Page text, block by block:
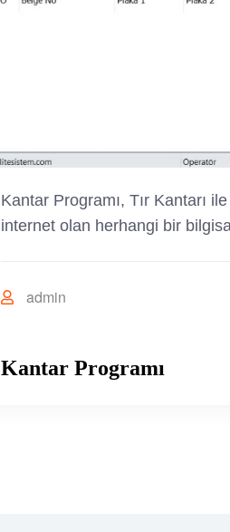
Kantar Programı, Tır Kantarı
internet olan herhangi bir
admin
Kantar Programı